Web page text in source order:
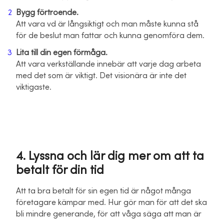
Bygg förtroende.
Att vara vd är långsiktigt och man måste kunna stå
för de beslut man fattar och kunna genomföra dem.
Lita till din egen förmåga.
Att vara verkställande innebär att varje dag arbeta
med det som är viktigt. Det visionära är inte det
viktigaste.
4. Lyssna och lär dig mer om att ta
betalt för din tid
Att ta bra betalt för sin egen tid är något många
företagare kämpar med. Hur gör man för att det ska
bli mindre generande, för att våga säga att man är